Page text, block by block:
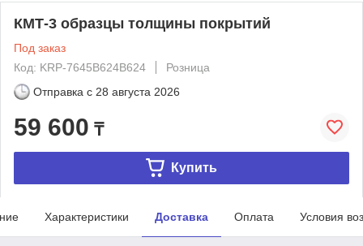
КМТ-3 образцы толщины покрытий
Под заказ
Код: KRP-7645B624B624
Розница
Отправка с 28 августа 2026
59 600 ₸
Купить
Характеристики Доставка Оплата Условия